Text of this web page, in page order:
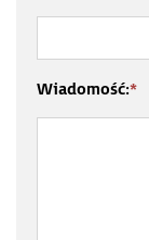
Wiadomość:*